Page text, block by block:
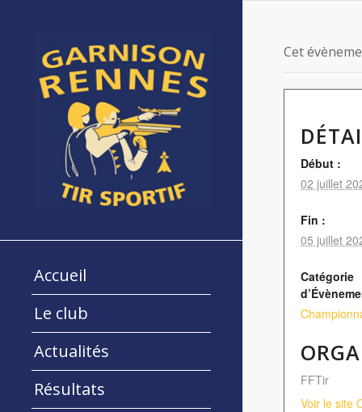
Accueil
Le club
Actualités
Résultats
Cet
Début :
02 juillet
Fin :
05 juillet
Catégorie
FFTir
Voir le site